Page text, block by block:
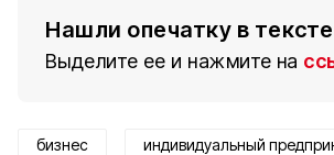
Нашли опечатку в
Выделите ее и нажмите на
бизнес индивидуальный